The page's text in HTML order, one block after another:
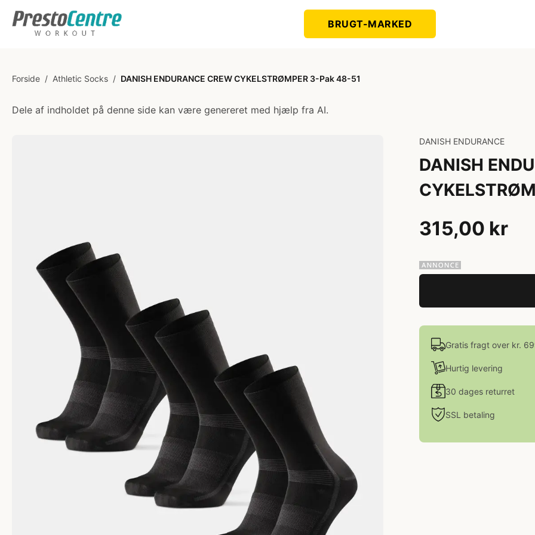
BRUGT-MARKED
Forside / Athletic Socks / DANISH ENDURANCE CREW CYKELSTRØMPER 3-Pak 48-51
Dele af indholdet på denne side kan være genereret med hjælp fra AI.
DANISH ENDURANCE
DANISH
315,00 kr
Gratis fragt over kr.
Hurtig levering
30 dages returret
SSL betaling